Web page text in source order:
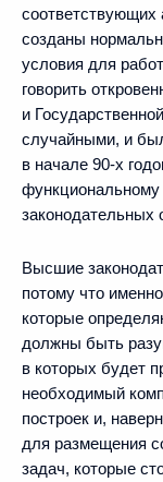
соответствующих
созданы
условия для
говорить
и
случайными, и
в начале 90-х
законодательных
Высшие
потому что
которые
должны быть
в которых будет
необходимый
построек и,
для размещения
задач, которые